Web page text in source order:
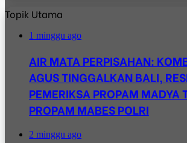
Topik Utama
1 minggu ago
AIR MATA PERPISAHAN:
AGUS TINGGALKAN BALI,
PEMERIKSA PROPAM MADYA
PROPAM MABES POLRI
2 minggu ago